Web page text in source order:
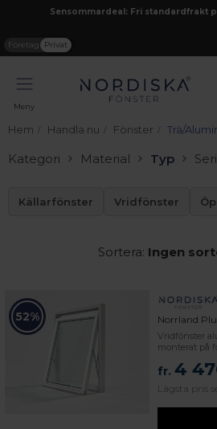
Sensommardeal: Fri standardfrakt
Företag Privat
Meny
Hem Handla nu Fönster Trä/
Kategori Material Typ
Källarfönster Vridfönster
Sortera: Ingen
52% Norrland
Vridfönster
monterat på
fr. 4
Lägsta pris